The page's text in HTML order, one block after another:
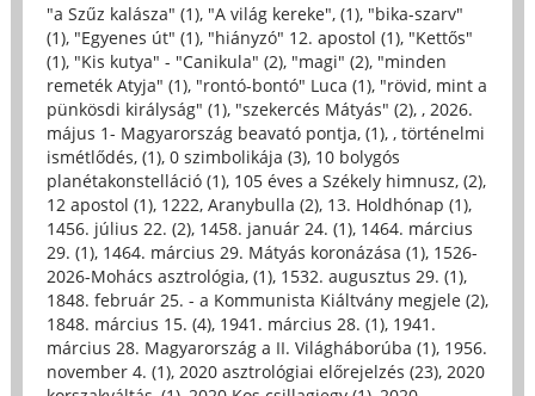
"a Szűz kalásza" (1), "A világ kereke", (1), "bika-szarv"
(1), "Egyenes út" (1), "hiányzó" 12. apostol (1), "Kettős"
(1), "Kis kutya" - "Canikula" (2), "magi" (2), "minden
remeték Atyja" (1), "rontó-bontó" Luca (1), "rövid, mint a
pünkösdi királyság" (1), "szekercés Mátyás" (2), , 2026.
május 1- Magyarország beavató pontja, (1), , történelmi
ismétlődés, (1), 0 szimbolikája (3), 10 bolygós
planétakonstelláció (1), 105 éves a Székely himnusz, (2),
12 apostol (1), 1222, Aranybulla (2), 13. Holdhónap (1),
1456. július 22. (2), 1458. január 24. (1), 1464. március
29. (1), 1464. március 29. Mátyás koronázása (1), 1526-
2026-Mohács asztrológia, (1), 1532. augusztus 29. (1),
1848. február 25. - a Kommunista Kiáltvány megjele (2),
1848. március 15. (4), 1941. március 28. (1), 1941.
március 28. Magyarország a II. Világháborúba (1), 1956.
november 4. (1), 2020 asztrológiai előrejelzés (23), 2020